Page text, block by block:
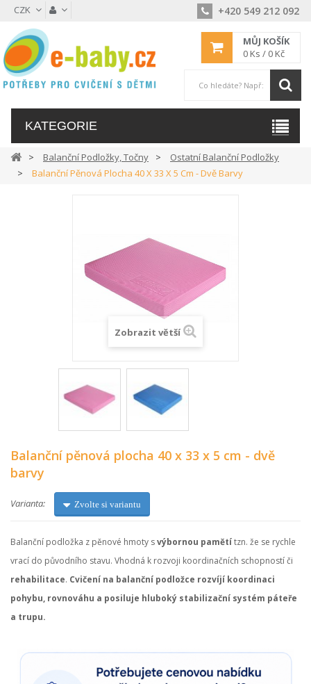
CZK +420 549 212 092
MŮJ KOŠÍK
0 Ks / 0 Kč
KATEGORIE
Balanční Podložky, Točny
Ostatní Balanční Podložky
Balanční Pěnová Plocha 40 X 33 X 5 Cm - Dvě Barvy
Zobrazit větší
Balanční pěnová plocha 40 x 33 x 5 cm - dvě
barvy
Varianta: Zvolte si variantu
Balanční podložka z pěnové hmoty svýbornou pamětítzn. že se rychle
vrací do původního stavu. Vhodná k rozvoji koordinačních schopností či
rehabilitace. Cvičení na balanční podložce rozvíjí koordinaci
pohybu, rovnováhu a posiluje hluboký stabilizační systém páteře
a trupu.